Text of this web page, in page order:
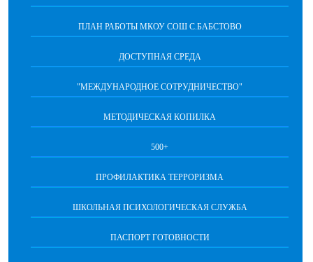
ПЛАН РАБОТЫ МКОУ СОШ С.БАБСТОВО
ДОСТУПНАЯ СРЕДА
"МЕЖДУНАРОДНОЕ СОТРУДНИЧЕСТВО"
МЕТОДИЧЕСКАЯ КОПИЛКА
500+
ПРОФИЛАКТИКА ТЕРРОРИЗМА
ШКОЛЬНАЯ ПСИХОЛОГИЧЕСКАЯ СЛУЖБА
ПАСПОРТ ГОТОВНОСТИ